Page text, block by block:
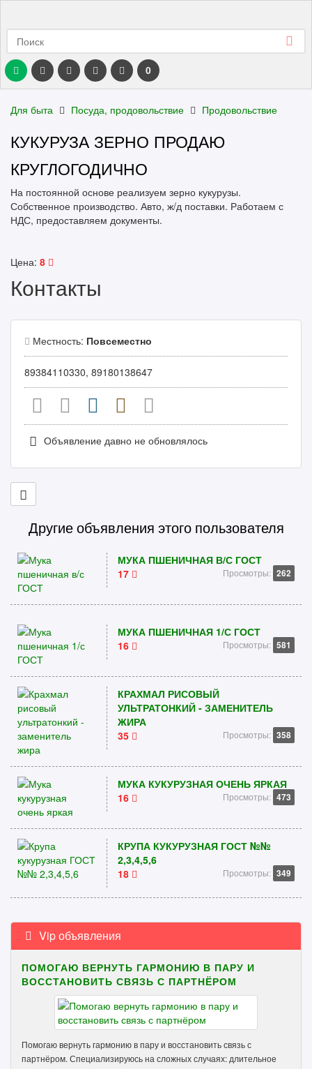
0
Для быта Посуда, продовольствие Продовольствие
КУКУРУЗА ЗЕРНО ПРОДАЮ
КРУГЛОГОДИЧНО
На постоянной основе реализуем зерно кукурузы.
Собственное производство. Авто, ж/д поставки. Работаем с
НДС, предоставляем документы.
Цена: 8
Контакты
Местность: Повсеместно
89384110330, 89180138647
Объявление давно не обновлялось
Другие объявления этого пользователя
МУКА ПШЕНИЧНАЯ В/С ГОСТ
17
Просмотры: 262
МУКА ПШЕНИЧНАЯ 1/С ГОСТ
16
Просмотры: 581
КРАХМАЛ РИСОВЫЙ
УЛЬТРАТОНКИЙ - ЗАМЕНИТЕЛЬ
ЖИРА
35
Просмотры: 358
МУКА КУКУРУЗНАЯ ОЧЕНЬ ЯРКАЯ
16
Просмотры: 473
КРУПА КУКУРУЗНАЯ ГОСТ №№
2,3,4,5,6
18
Просмотры: 349
Vip объявления
ПОМОГАЮ ВЕРНУТЬ ГАРМОНИЮ В ПАРУ И
ВОССТАНОВИТЬ СВЯЗЬ С ПАРТНЁРОМ
Помогаю вернуть гармонию в пару и восстановить связь с
партнёром. Специализируюсь на сложных случаях: длительное